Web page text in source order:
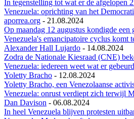
In tegenstelling tot wat er de afgelopen
Venezuela: oprichting van het
aporrea.org - 21.08.2024
Op maandag 12 augustus kondigde
Venezuela's emancipatoire cyclus komt
Alexander Hall Lujardo - 14.08.2024
Zodra de Nationale Kiesraad (CNE)
Venezuela: iedereen weet wat er
Yoletty Bracho - 12.08.2024
Yoletty Bracho, een Venezolaanse
Venezuela: onrust verdiept zich terwijl
Dan Davison - 06.08.2024
In heel Venezuela blijven protesten